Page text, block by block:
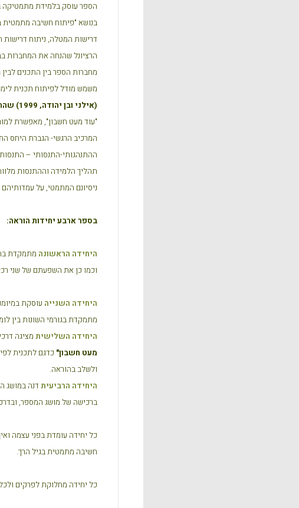
הספר עוסק בלמידת מתמטיקה
בנושא "פיתוח חשיבה מתמטית
דרישות המטלה, ניתוח דרישות
הרציונל שהנחה את המחברות
מחברות הספר בין התכנים
משמש מודל לפיתוח תכנית
(אילני ובן יהודה, 1999)
"עוד מעט חשבון", מאפשרת
המרכיב הרגשי- הגברת היחס
ההתנהגותי-התנסותי –
תהליך הלמידה וההתנסות
ניסיונם המתמטי, על
בספר ארבע יחידות הוראה:
היחידה הראשונה מתמקדת
וכמו כן את השפעתם של שני
היחידה השנייה עוסקת
מתמקדת בגורמי השונות בין
היחידה השלישית מציגה
מעט חשבון" כדגם לתכנית
ולשלב בהוראה.
היחידה הרביעיתדנה במושג
ברכישה של מושג המספר,
כל יחידה עומדת בפני עצמה
חשיבה מתמטית בגיל הרך.
כל יחידה מחלוקת לפרקים